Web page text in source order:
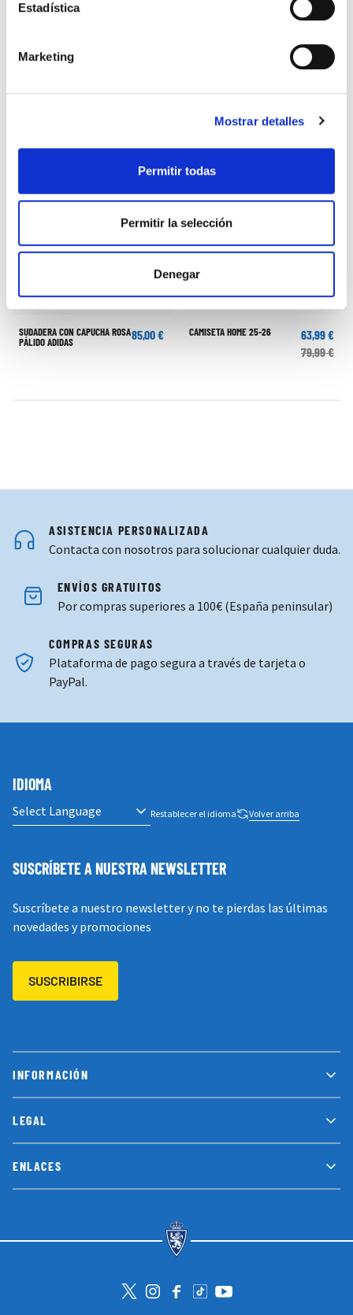
Estadística
Marketing
Mostrar detalles
Permitir todas
Permitir la selección
Denegar
SUDADERA CON CAPUCHA ROSA
PÁLIDO ADIDAS
85,00 € CAMISETA HOME 25-26
63,99 €
79,99 €
ASISTENCIA PERSONALIZADA
Contacta con nosotros para solucionar cualquier duda.
ENVÍOS GRATUITOS
Por compras superiores a 100€ (España peninsular)
COMPRAS SEGURAS
Plataforma de pago segura a través de tarjeta o
PayPal.
INFORMACIÓN
LEGAL
ENLACES
IDIOMA
Restablecer el idioma Volver arriba
SUSCRÍBETE A NUESTRA NEWSLETTER
Suscríbete a nuestro newsletter y no te pierdas las últimas
novedades y promociones
SUSCRIBIRSE